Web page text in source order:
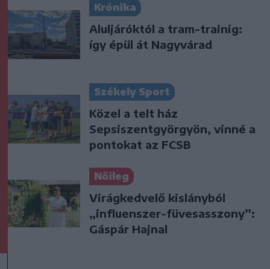
Krónika
Aluljáróktól a tram-trainig:
így épül át Nagyvárad
Székely Sport
Közel a telt ház
Sepsiszentgyörgyön, vinné a
pontokat az FCSB
Nőileg
Virágkedvelő kislányból
„influenszer-füvesasszony”:
Gáspár Hajnal